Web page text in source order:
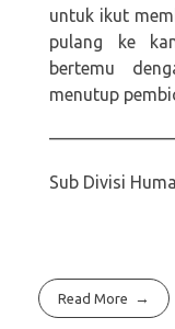
untuk ikut
pulang ke
bertemu
menutup
Sub Divisi
Read More